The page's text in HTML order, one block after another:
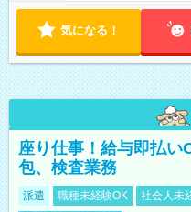
気になる！
座り仕事！給与即払い
包、検査業務
派遣 職種未経験OK 社会人未